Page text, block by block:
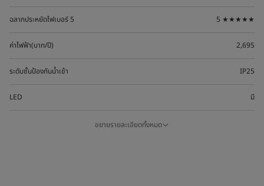
ฉลากประหยัดไฟเบอร์ 5 5 ★★★★★
ค่าไฟฟ้า(บาท/ปี) 2,695
ระดับชั้นป้องกันน้ำเข้า IP25
LED มี
ขยายรายละเอียดทั้งหมด